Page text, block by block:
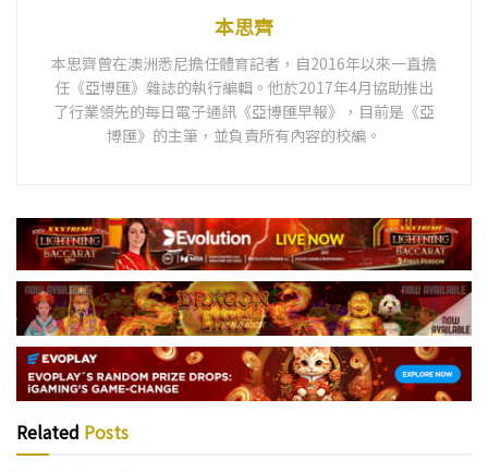
本思齊
本思齊曾在澳洲悉尼擔任體育記者，自2016年以來一直擔
任《亞博匯》雜誌的執行編輯。他於2017年4月協助推出
了行業領先的每日電子通訊《亞博匯早報》，目前是《亞
博匯》的主筆，並負責所有內容的校編。
Related Posts